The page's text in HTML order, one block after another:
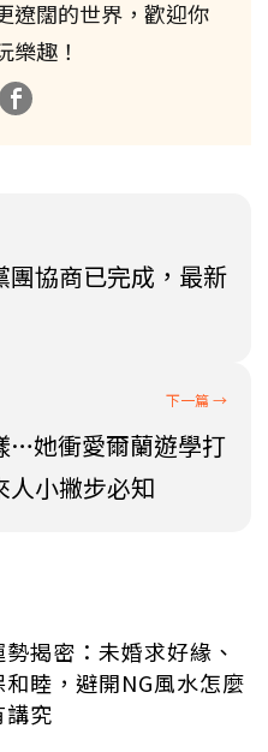
遼闊的世界，歡迎你
樂趣！
團協商已完成，最新
…她衝愛爾蘭遊學打
人小撇步必知
揭密：未婚求好緣、
和睦，避開NG風水怎麼
講究